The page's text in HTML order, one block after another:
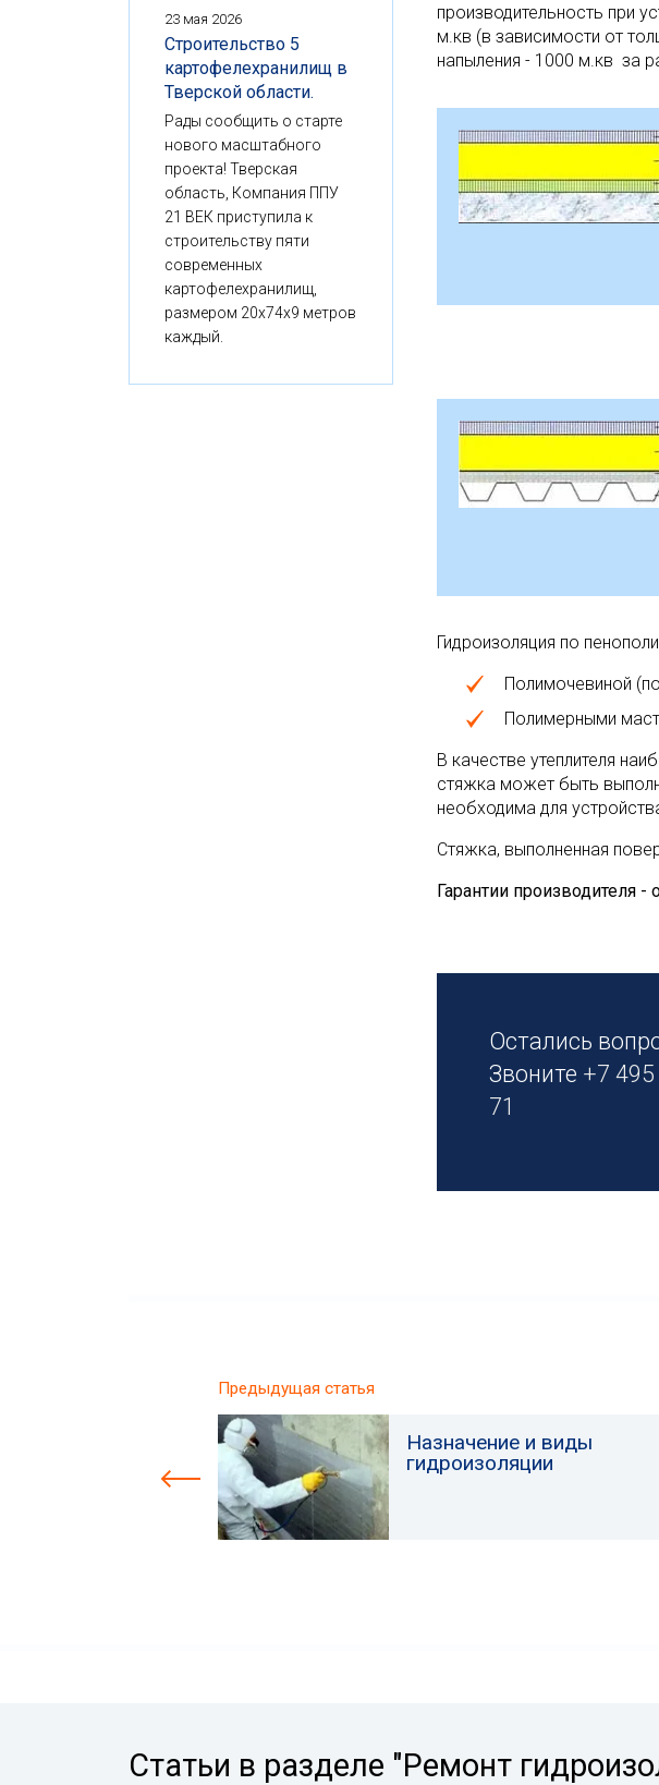
производительность при
м.кв (в зависимости от
напыления - 1000 м.кв за
Гидроизоляция по
Полимочевиной
Полимерными
В качестве утеплителя
стяжка может быть
необходима для
Стяжка, выполненная
Гарантии производителя -
Остались
Звоните +7
71
23 мая 2026
Строительство 5
картофелехранилищ в
Тверской области.
Рады сообщить о старте
нового масштабного
проекта! Тверская
область, Компания ППУ
21 ВЕК приступила к
строительству пяти
современных
картофелехранилищ,
размером 20x74x9 метров
каждый.
Предыдущая статья
Назначение и виды
гидроизоляции
Статьи в разделе "Ремонт